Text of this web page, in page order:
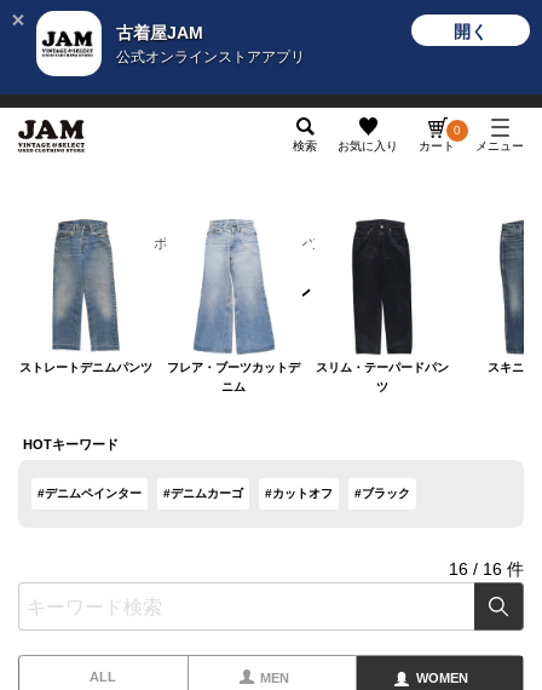
古着屋JAM
公式オンラインストアアプリ
開く
検索 お気に入り カート
0
メニュー
レディース ボトムス デニムパンツ
デニムパンツ
ストレートデニムパンツ
フレア・ブーツカットデ
ニム
スリム・テーパードパン
ツ
スキニー
HOTキーワード
#デニムペインター #デニムカーゴ #カットオフ #ブラック
16 / 16 件
ALL MEN WOMEN